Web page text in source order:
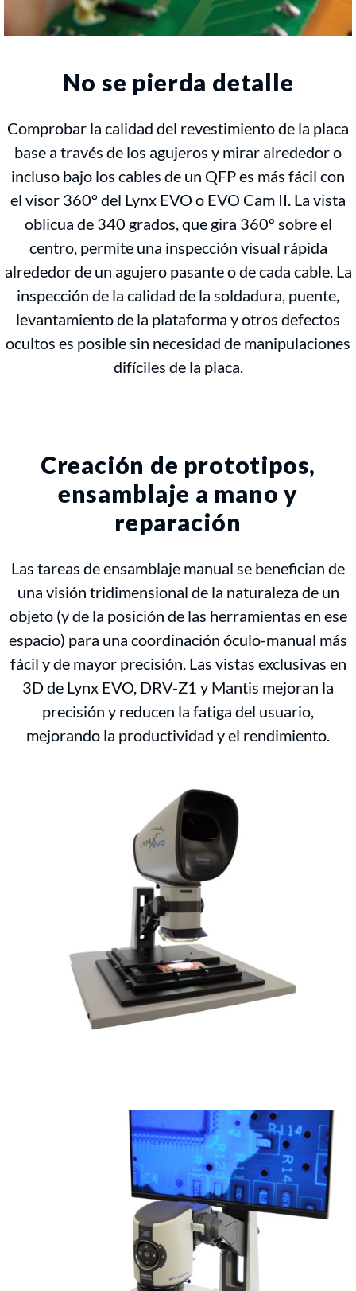
No se pierda detalle
Comprobar la calidad del revestimiento de la placa
base a través de los agujeros y mirar alrededor o
incluso bajo los cables de un QFP es más fácil con
el visor 360° del Lynx EVO o EVO Cam II. La vista
oblicua de 340 grados, que gira 360º sobre el
centro, permite una inspección visual rápida
alrededor de un agujero pasante o de cada cable. La
inspección de la calidad de la soldadura, puente,
levantamiento de la plataforma y otros defectos
ocultos es posible sin necesidad de manipulaciones
difíciles de la placa.
Creación de prototipos,
ensamblaje a mano y
reparación
Las tareas de ensamblaje manual se benefician de
una visión tridimensional de la naturaleza de un
objeto (y de la posición de las herramientas en ese
espacio) para una coordinación óculo-manual más
fácil y de mayor precisión. Las vistas exclusivas en
3D de Lynx EVO, DRV-Z1 y Mantis mejoran la
precisión y reducen la fatiga del usuario,
mejorando la productividad y el rendimiento.